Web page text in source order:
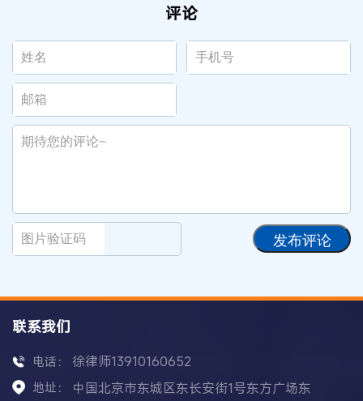
评论
发布评论
联系我们
电话： 徐律师13910160652
地址：
中国北京市东城区东长安街1号东方广场东